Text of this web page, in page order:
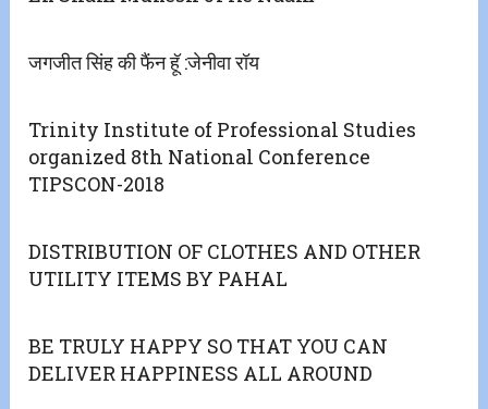
जगजीत सिंह की फैंन हॅू :जेनीवा रॉय
Trinity Institute of Professional Studies
organized 8th National Conference
TIPSCON-2018
DISTRIBUTION OF CLOTHES AND OTHER
UTILITY ITEMS BY PAHAL
BE TRULY HAPPY SO THAT YOU CAN
DELIVER HAPPINESS ALL AROUND